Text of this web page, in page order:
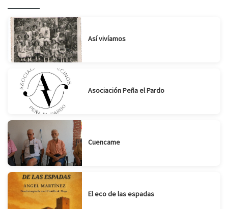
Así vivíamos
Asociación Peña el Pardo
Cuencame
El eco de las espadas